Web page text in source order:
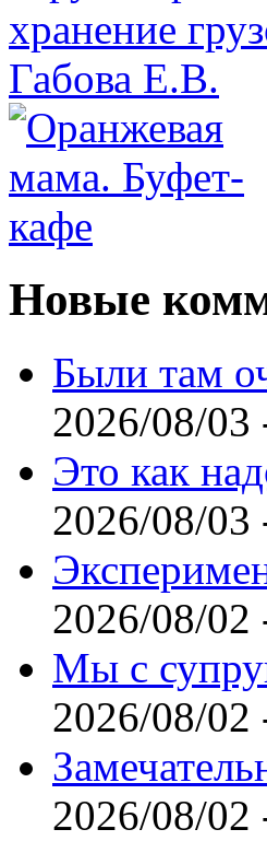
Новые
Были там
2026/08/03
Это как
2026/08/03
2026/08/02
Мы с
2026/08/02
2026/08/02